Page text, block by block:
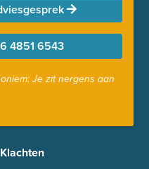
4851 6543
Je zit nergens aan
Klachten